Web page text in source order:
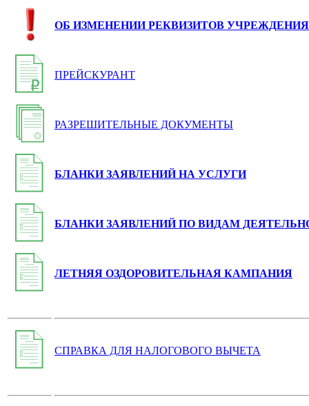
ОБ ИЗМЕНЕНИИ РЕКВИЗИТОВ УЧРЕЖДЕНИЯ
ПРЕЙСКУРАНТ
РАЗРЕШИТЕЛЬНЫЕ ДОКУМЕНТЫ
БЛАНКИ ЗАЯВЛЕНИЙ НА УСЛУГИ
БЛАНКИ ЗАЯВЛЕНИЙ ПО ВИДАМ
ЛЕТНЯЯ ОЗДОРОВИТЕЛЬНАЯ КАМПАНИЯ
СПРАВКА ДЛЯ НАЛОГОВОГО ВЫЧЕТА